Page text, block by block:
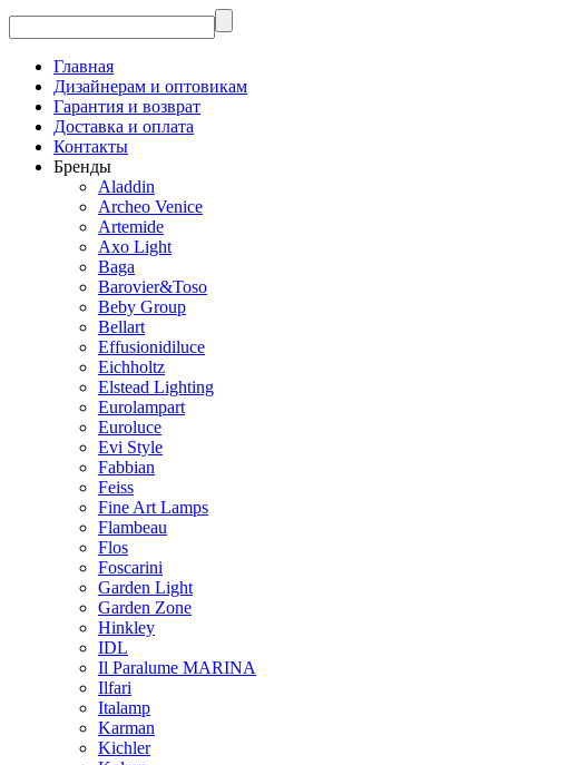
Главная
Дизайнерам и оптовикам
Гарантия и возврат
Доставка и оплата
Контакты
Бренды
Aladdin
Archeo Venice
Artemide
Axo Light
Baga
Barovier&Toso
Beby Group
Bellart
Effusionidiluce
Eichholtz
Elstead Lighting
Eurolampart
Euroluce
Evi Style
Fabbian
Feiss
Fine Art Lamps
Flambeau
Flos
Foscarini
Garden Light
Garden Zone
Hinkley
IDL
Il Paralume MARINA
Ilfari
Italamp
Karman
Kichler